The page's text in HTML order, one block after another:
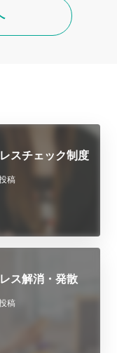
スチェック制度
稿
ス解消・発散
稿